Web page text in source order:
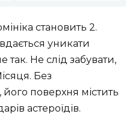
становить 2.
уникати
так. Не слід забувати,
Без
поверхня містить
астероїдів.